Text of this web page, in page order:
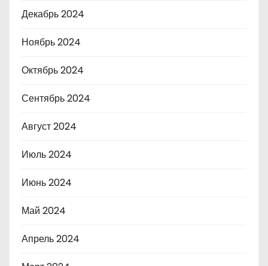
Декабрь 2024
Ноябрь 2024
Октябрь 2024
Сентябрь 2024
Август 2024
Июль 2024
Июнь 2024
Май 2024
Апрель 2024